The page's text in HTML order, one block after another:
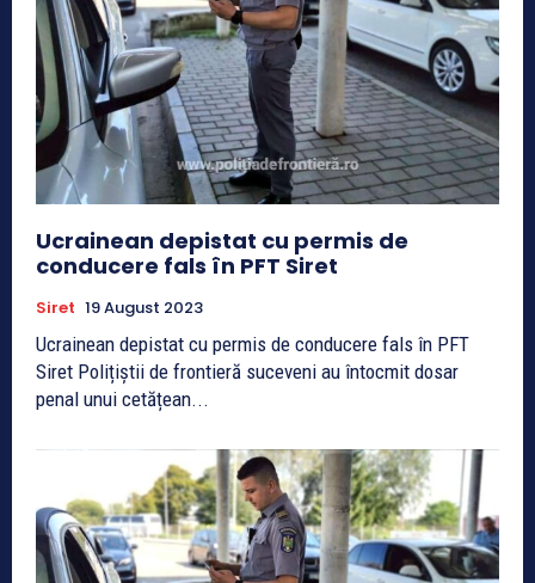
Ucrainean depistat cu permis de
conducere fals în PFT Siret
Siret 19 August 2023
Ucrainean depistat cu permis de conducere fals în PFT
Siret Polițiștii de frontieră suceveni au întocmit dosar
penal unui cetățean...